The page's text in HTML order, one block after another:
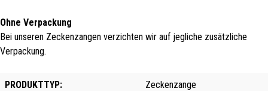
Ohne Verpackung
Bei unseren Zeckenzangen verzichten wir auf jegliche zusätzliche
Verpackung.
PRODUKTTYP: Zeckenzange